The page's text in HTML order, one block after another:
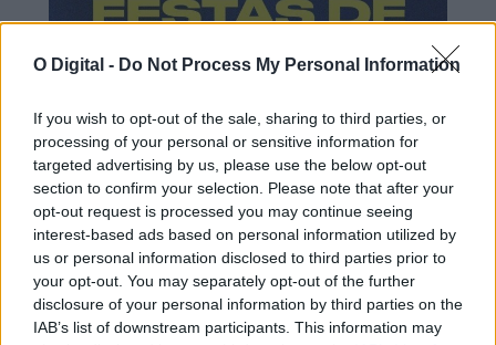
O Digital - Do Not Process My Personal Information
If you wish to opt-out of the sale, sharing to third parties, or
processing of your personal or sensitive information for
targeted advertising by us, please use the below opt-out
section to confirm your selection. Please note that after your
opt-out request is processed you may continue seeing
interest-based ads based on personal information utilized by
us or personal information disclosed to third parties prior to
your opt-out. You may separately opt-out of the further
disclosure of your personal information by third parties on the
IAB’s list of downstream participants. This information may
Alentejo Central
Redondo: Festas de Agosto começam
na quinta-feira
29 Julho, 2026 - 08:00